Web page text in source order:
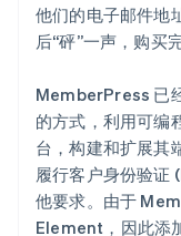
他们的电子邮件地
后“砰”一声，购买
MemberPress 已
的方式，利用可编
台，构建和扩展其
履行客户身份验证
他要求。由于
Element，因此添